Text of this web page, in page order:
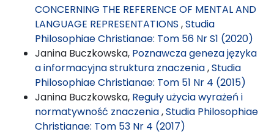
CONCERNING THE REFERENCE OF MENTAL AND
LANGUAGE REPRESENTATIONS ,Studia
Philosophiae Christianae: Tom 56 Nr S1 (2020)
Janina Buczkowska, Poznawcza geneza języka
a informacyjna struktura znaczenia,Studia
Philosophiae Christianae: Tom 51 Nr 4 (2015)
Janina Buczkowska, Reguły użycia wyrażeń i
normatywność znaczenia,Studia Philosophiae
Christianae: Tom 53 Nr 4 (2017)